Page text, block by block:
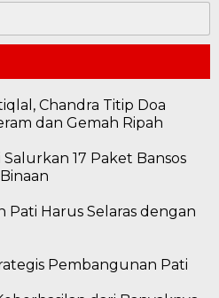
Chandra Titip Doa
dan Gemah Ripah
Salurkan 17 Paket Bansos
Harus Selaras dengan
Pembangunan Pati